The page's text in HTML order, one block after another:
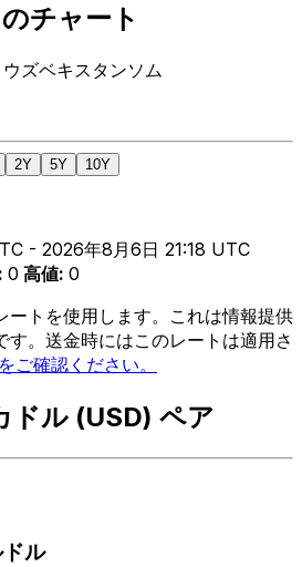
チャート
ズベキスタンソム
2Y 5Y 10Y
- 2026年8月6日 21:18 UTC
: 0 高値: 0
ートを使用します。これは情報提供
す。送金時にはこのレートは適用さ
ご確認ください。
ドル (USD) ペア
ル